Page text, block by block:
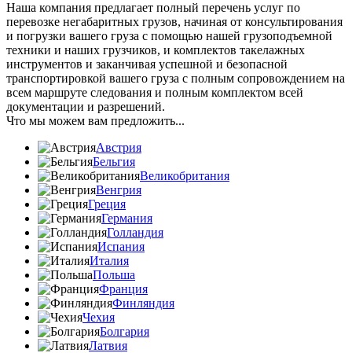
Наша компания предлагает полный перечень услуг по
перевозке негабаритных грузов, начиная от консультирования
и погрузки вашего груза с помощью нашей грузоподъемной
техники и наших грузчиков, и комплектов такелажных
инструментов и заканчивая успешной и безопасной
транспортировкой вашего груза с полным сопровождением на
всем маршруте следования и полным комплектом всей
документации и разрешений.
Что мы можем вам предложить...
Австрия
Бельгия
Великобритания
Венгрия
Греция
Германия
Голландия
Испания
Италия
Польша
Франция
Финляндия
Чехия
Болгария
Латвия